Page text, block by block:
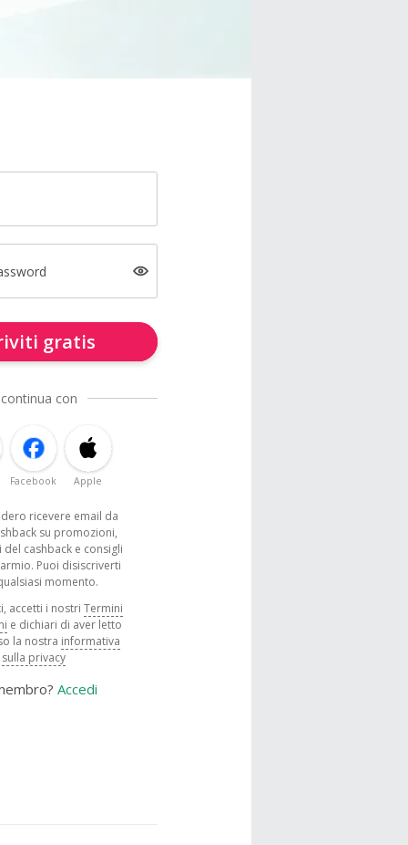
gratis
con
Facebook Apple
ricevere email da
su promozioni,
del cashback e consigli
Puoi disiscriverti
momento.
accetti i nostri Termini
e dichiari di aver letto
la nostra informativa
sulla privacy
Accedi